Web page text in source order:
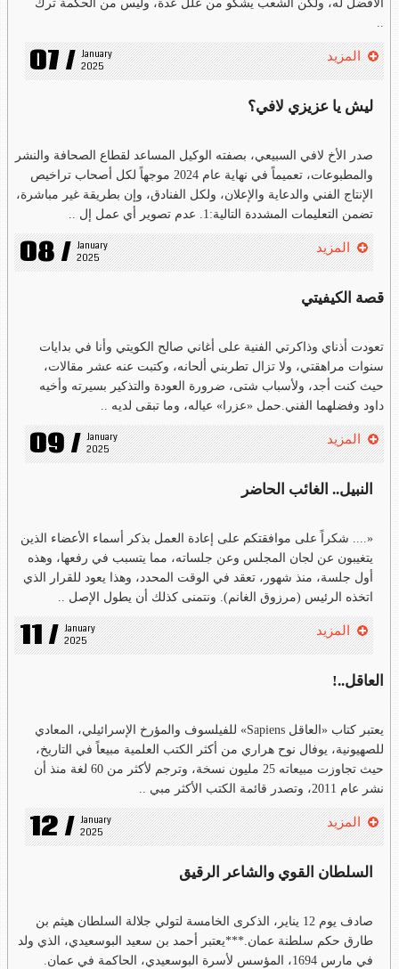
الأفضل له، ولكن الشعب يشكو من علل عدة، وليس من الحكمة ترك
..
07 / January
2025
المزيد
ليش يا عزيزي لافي؟
صدر الأخ لافي السبيعي، بصفته الوكيل المساعد لقطاع الصحافة والنشر
والمطبوعات، تعميماً في نهاية عام 2024 موجهاً لكل أصحاب تراخيص
الإنتاج الفني والدعاية والإعلان، ولكل الفنادق، وإن بطريقة غير مباشرة،
تضمن التعليمات المشددة التالية:1. عدم تصوير أي عمل إل ..
08 / January
2025
المزيد
قصة الكيفيتي
تعودت أذناي وذاكرتي الفنية على أغاني صالح الكويتي وأنا في بدايات
سنوات مراهقتي، ولا تزال تطربني ألحانه، وكتبت عنه عشر مقالات،
حيث كنت أجد، ولأسباب شتى، ضرورة العودة والتذكير بسيرته وأخيه
داود وفضلهما الفني.حمل «عزرا» عياله، وما تبقى لديه ..
09 / January
2025
المزيد
النبيل.. الغائب الحاضر
«.... شكراً على موافقتكم على إعادة العمل بذكر أسماء الأعضاء الذين
يتغيبون عن لجان المجلس وعن جلساته، مما يتسبب في رفعها، وهذه
أول جلسة، منذ شهور، تعقد في الوقت المحدد، وهذا يعود للقرار الذي
اتخذه الرئيس (مرزوق الغانم). ونتمنى كذلك أن يطول الإصل ..
11 / January
2025
المزيد
العاقل..!
يعتبر كتاب «العاقل Sapiens» للفيلسوف والمؤرخ الإسرائيلي، المعادي
للصهيونية، يوفال نوح هراري من أكثر الكتب العلمية مبيعاً في التاريخ،
حيث تجاوزت مبيعاته 25 مليون نسخة، وترجم لأكثر من 60 لغة منذ أن
نشر عام 2011، وتصدر قائمة الكتب الأكثر مبي ..
12 / January
2025
المزيد
السلطان القوي والشاعر الرقيق
صادف يوم 12 يناير، الذكرى الخامسة لتولي جلالة السلطان هيثم بن
طارق حكم سلطنة عمان.***يعتبر أحمد بن سعيد البوسعيدي، الذي ولد
في مارس 1694، المؤسس لأسرة البوسعيدي، الحاكمة في عمان.